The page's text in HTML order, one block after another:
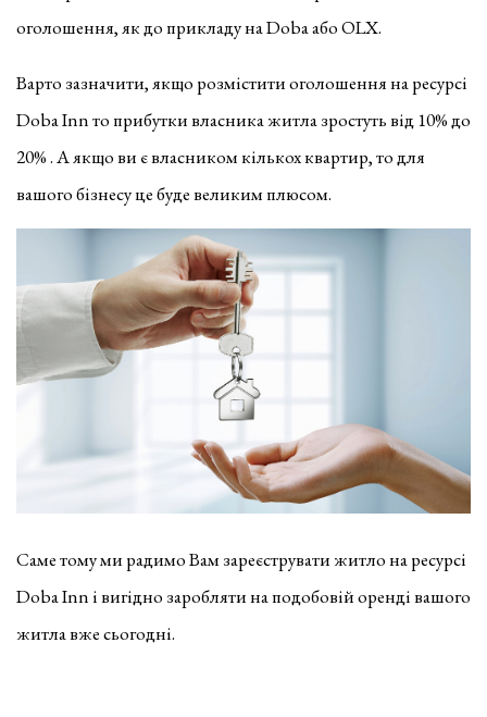
оголошення, як до прикладу на Doba або OLX.
Варто зазначити, якщо розмістити оголошення на ресурсі
Doba Inn то прибутки власника житла зростуть від 10% до
20% . А якщо ви є власником кількох квартир, то для
вашого бізнесу це буде великим плюсом.
Саме тому ми радимо Вам зареєструвати житло на ресурсі
Doba Inn і вигідно заробляти на подобовій оренді вашого
житла вже сьогодні.